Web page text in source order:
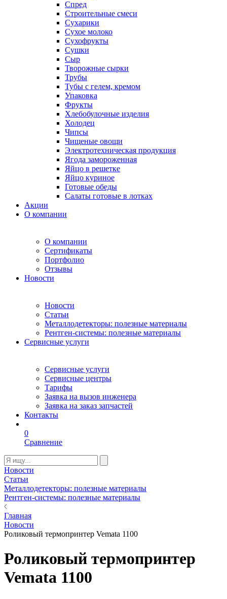
Спред
Строительные смеси
Сухарики
Сухое молоко
Сухофрукты
Сушки
Сыр
Творожные сырки
Трубы
Тубы с гелем, кремом
Упаковка
Фрукты
Хлебобулочные изделия
Холодец
Чипсы
Чищеные овощи
Электротехническая продукция
Ягода замороженная
Яйцо в решетке
Яйцо куриное
Готовые обеды
Салаты готовые в лотках
Акции
О компании
О компании
Сертификаты
Портфолио
Отзывы
Новости
Новости
Статьи
Металлодетекторы: полезные материалы
Рентген-системы: полезные материалы
Сервисные услуги
Сервисные услуги
Сервисные центры
Тарифы
Заявка на вызов инженера
Заявка на заказ запчастей
Контакты
0
Сравнение
Новости
Статьи
Металлодетекторы: полезные материалы
Рентген-системы: полезные материалы
Главная
Новости
Роликовый термопринтер Vemata 1100
Роликовый термопринтер
Vemata 1100